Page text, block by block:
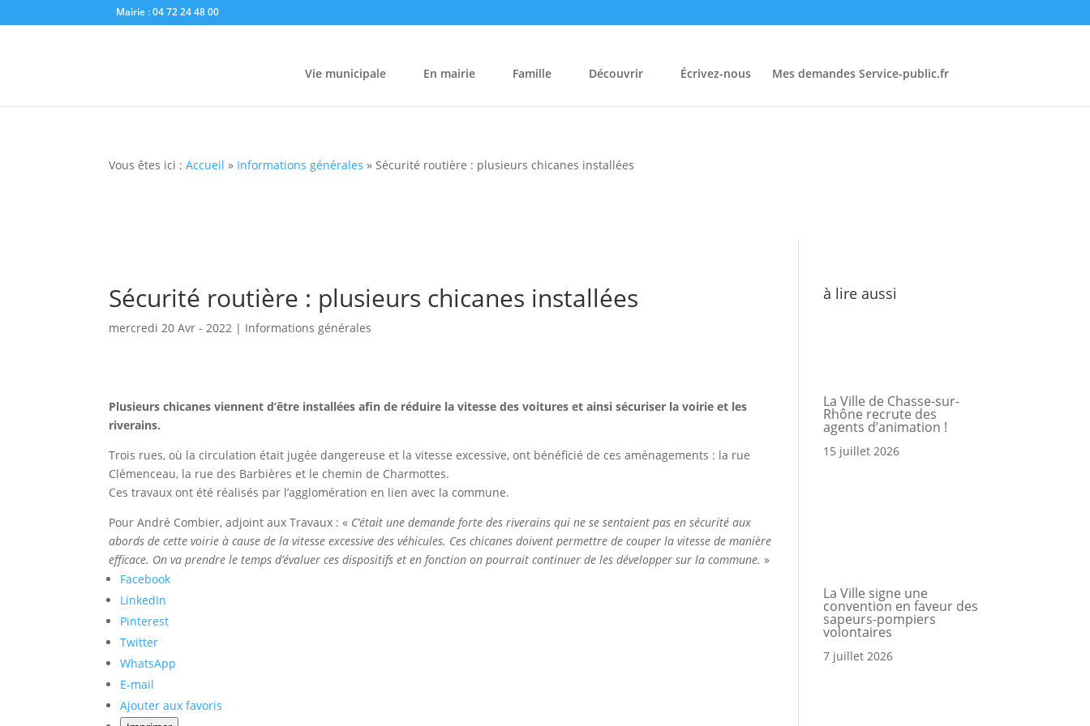
Mairie : 04 72 24 48 00
Vie municipale En mairie Famille Découvrir Écrivez-nous Mes demandes Service-public.fr
Vous êtes ici :Accueil » Informations générales » Sécurité routière : plusieurs chicanes installées
Sécurité routière : plusieurs chicanes installées
mercredi 20 Avr - 2022 | Informations générales
Plusieurs chicanes viennent d’être installées afin de réduire la vitesse des voitures et ainsi sécuriser la voirie et les
riverains.
Trois rues, où la circulation était jugée dangereuse et la vitesse excessive, ont bénéficié de ces aménagements : la rue
Clémenceau, la rue des Barbières et le chemin de Charmottes.
Ces travaux ont été réalisés par l’agglomération en lien avec la commune.
Pour André Combier, adjoint aux Travaux : « C’était une demande forte des riverains qui ne se sentaient pas en sécurité aux
abords de cette voirie à cause de la vitesse excessive des véhicules. Ces chicanes doivent permettre de couper la vitesse de manière
efficace. On va prendre le temps d’évaluer ces dispositifs et en fonction on pourrait continuer de les développer sur la commune.»
Partager
la
publication
plusieurs
chicanes
Facebook
LinkedIn
Pinterest
Twitter
WhatsApp
E-mail
Ajouter aux favoris
à lire aussi
La Ville de Chasse-sur-
Rhône recrute des
agents d’animation !
15 juillet 2026
La Ville signe une
convention en faveur des
sapeurs-pompiers
volontaires
7 juillet 2026